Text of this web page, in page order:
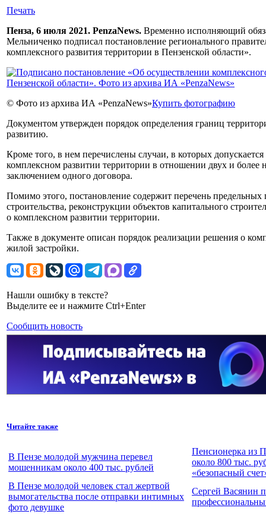
Печать
Пенза, 6 июля 2021. PenzaNews. Временно исполняющий
Мельниченко подписал постановление регионального
комплексного развития территории в Пензенской области».
© Фото из архива ИА «PenzaNews»Купить фотографию
Документом утвержден порядок определения границ
развитию.
Кроме того, в нем перечислены случаи, в которых
комплексном развитии территории в отношении двух и более
заключением одного договора.
Помимо этого, постановление содержит перечень предельных
строительства, реконструкции объектов капитального
о комплексном развитии территории.
Также в документе описан порядок реализации решения о
жилой застройки.
Нашли ошибку в тексте?
Выделите ее и нажмите Ctrl+Enter
Сообщить новость
Читайте также
В Пензе молодой мужчина перевел
мошенникам около 400 тыс. рублей
Пенсионерка из
около 800 тыс.
«безопасный
В Пензе молодой человек стал жертвой
вымогательства после отправки интимных
фото девушке
Сергей Васянин